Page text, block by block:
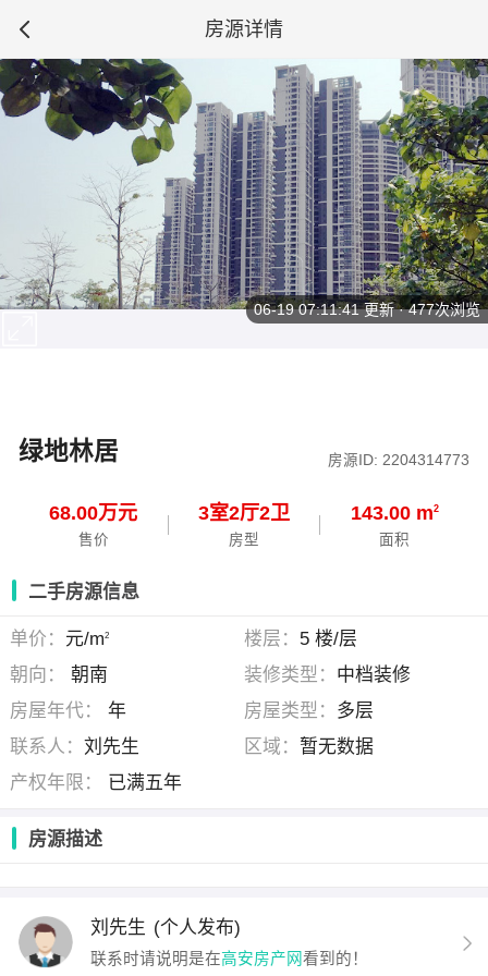
房源详情
绿地林居 房源ID: 2204314773
68.00万元
售价
3室2厅2卫
房型
143.00 m2
面积
06-19 07:11:41更新 · 477次浏览
二手房源信息
单价： 元/m2 楼层： 5 楼/层
朝向：
朝南 装修类型： 中档装修
房屋年代：
年 房屋类型： 多层
联系人：刘先生 区域： 暂无数据
产权年限：
已满五年
房源描述
刘先生 (个人发布)
联系时请说明是在高安房产网看到的！